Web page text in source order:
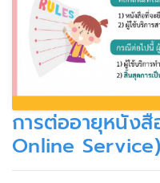
การต่ออายุหนัง
Online Service)